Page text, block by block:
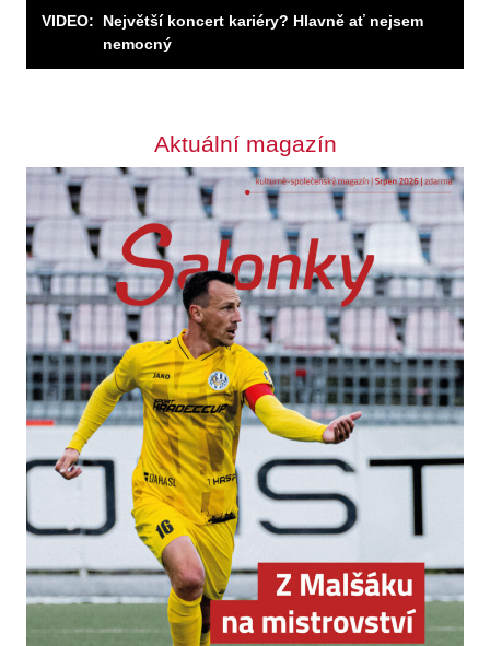
VIDEO:
Největší koncert kariéry? Hlavně ať nejsem
nemocný
Aktuální magazín